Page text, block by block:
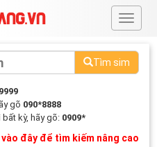
#
Tìm sim
9999
gõ 090*8888
bất kỳ, hãy gõ: 0909*
vào đây để tìm kiếm nâng cao